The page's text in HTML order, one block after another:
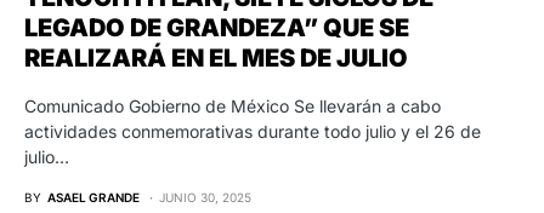
LEGADO DE GRANDEZA” QUE SE
REALIZARÁ EN EL MES DE JULIO
Comunicado Gobierno de México Se llevarán a cabo
actividades conmemorativas durante todo julio y el 26 de
julio…
BY ASAEL GRANDE JUNIO 30, 2025